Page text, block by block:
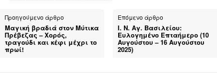
Προηγούμενο άρθρο
Μαγική βραδιά στον Μύτικα
Πρέβεζας – Χορός,
τραγούδι και κέφι μέχρι το
πρωί!
Επόμενο άρθρο
Ι. Ν. Αγ. Βασιλείου:
Ευλογημένο Επταήμερο (10
Αυγούστου – 16 Αυγούστου
2025)